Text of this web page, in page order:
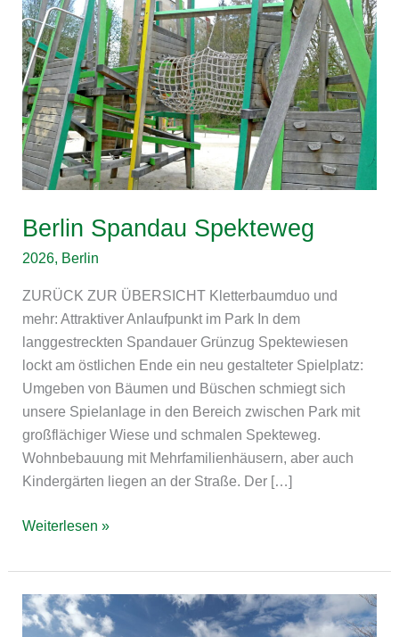
Berlin Spandau Spekteweg
2026, Berlin
ZURÜCK ZUR ÜBERSICHT Kletterbaumduo und
mehr: Attraktiver Anlaufpunkt im Park In dem
langgestreckten Spandauer Grünzug Spektewiesen
lockt am östlichen Ende ein neu gestalteter Spielplatz:
Umgeben von Bäumen und Büschen schmiegt sich
unsere Spielanlage in den Bereich zwischen Park mit
großflächiger Wiese und schmalen Spekteweg.
Wohnbebauung mit Mehrfamilienhäusern, aber auch
Kindergärten liegen an der Straße. Der […]
Weiterlesen »
Kaninchenbau
Neuss